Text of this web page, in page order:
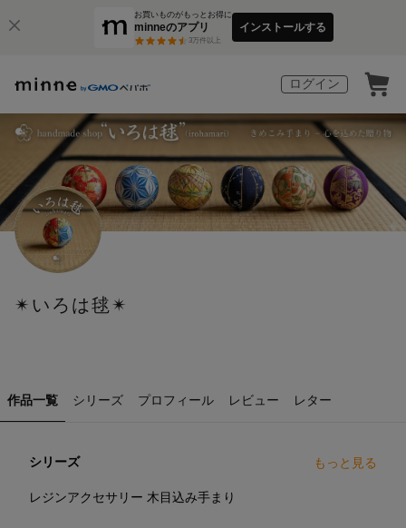
お買いものがもっとお得に
minneのアプリ
3万件以上
インストールする
ログイン
✴いろは毬✴
作品一覧 シリーズ プロフィール レビュー レター
シリーズ もっと見る
レジンアクセサリー 木目込み手まり